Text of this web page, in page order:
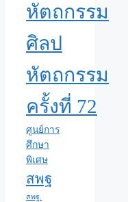
หัตถกรรม
ศิลป
หัตถกรรม
ครั้งที่ 72
ศูนย์การ
ศึกษา
พิเศษ
สพฐ
สพฐ.